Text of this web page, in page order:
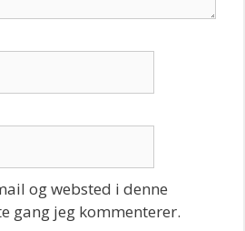
og websted i denne
gang jeg kommenterer.